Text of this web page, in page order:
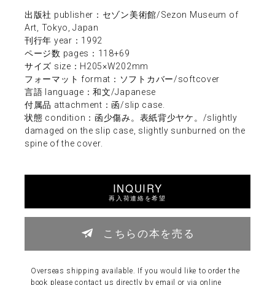
出版社 publisher：セゾン美術館/Sezon Museum of
Art, Tokyo, Japan
刊行年 year：1992
ページ数 pages：118+69
サイズ size：H205×W202mm
フォーマット format：ソフトカバー/softcover
言語 language：和文/Japanese
付属品 attachment：函/slip case.
状態 condition：函少傷み。表紙背少ヤケ。/slightly
damaged on the slip case, slightly sunburned on the
spine of the cover.
INQUIRY
再入荷連絡を希望
こちらの本を売る
Overseas shipping available. If you would like to order the
book please contact us directly by email or via online